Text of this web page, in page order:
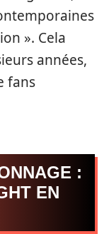
». Cela
années,
fans
:
EN